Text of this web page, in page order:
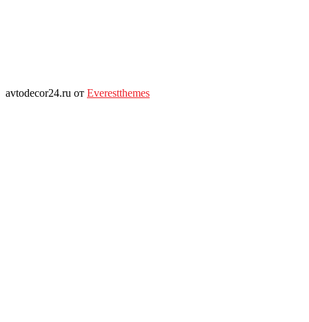
avtodecor24.ru от Everestthemes